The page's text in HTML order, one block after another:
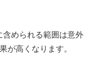
められる範囲は意外
が高くなります。